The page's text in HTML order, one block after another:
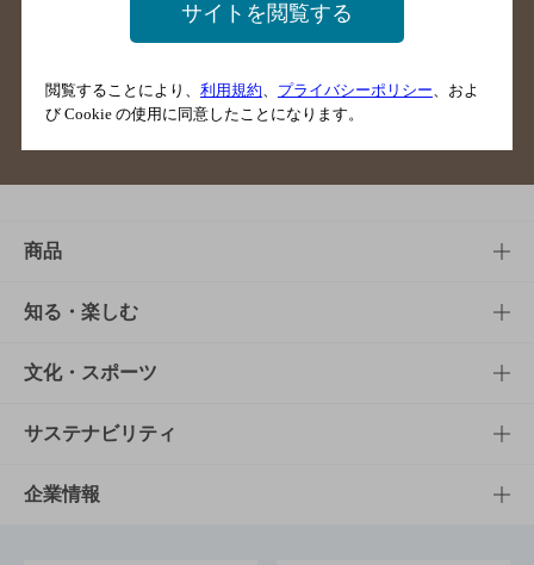
商品
商品TOP
商品一覧
商品発売情報
栄養成分一覧
知る・楽しむ
知る・楽しむTOP
キャンペーン
工場見学
文化・スポーツ
文化・スポーツTOP
サントリーホール
サステナビリティ
サステナビリティTOP
企業情報
サイトを閲覧する
閲覧することにより、 利用規約、 プライバシーポリシー、およ
び Cookie の使用に同意したことになります。